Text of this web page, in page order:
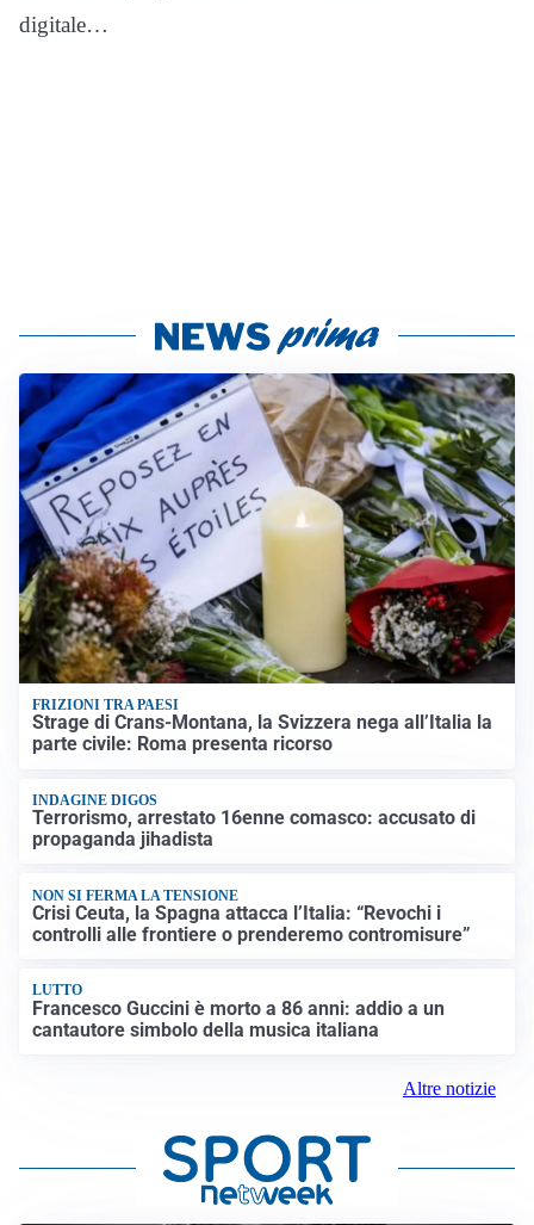
digitale…
FRIZIONI TRA PAESI
Strage di Crans-Montana, la Svizzera nega all’Italia la
parte civile: Roma presenta ricorso
INDAGINE DIGOS
Terrorismo, arrestato 16enne comasco: accusato di
propaganda jihadista
NON SI FERMA LA TENSIONE
Crisi Ceuta, la Spagna attacca l’Italia: “Revochi i
controlli alle frontiere o prenderemo contromisure”
LUTTO
Francesco Guccini è morto a 86 anni: addio a un
cantautore simbolo della musica italiana
Altre notizie